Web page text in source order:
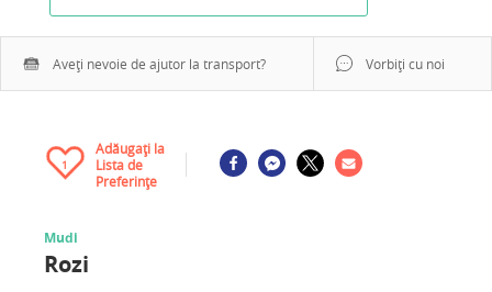
Aveți nevoie de ajutor la transport? Vorbiți cu noi
1
Adăugați la
Lista de
Preferințe
Mudi
Rozi